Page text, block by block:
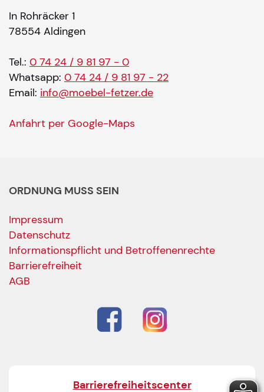
In Rohräcker 1
78554 Aldingen
Tel.: 0 74 24 / 9 81 97 - 0
Whatsapp: 0 74 24 / 9 81 97 - 22
Email: info@moebel-fetzer.de
Anfahrt per Google-Maps
ORDNUNG MUSS SEIN
Impressum
Datenschutz
Informationspflicht und Betroffenenrechte
Barrierefreiheit
AGB
Barrierefreiheitscenter